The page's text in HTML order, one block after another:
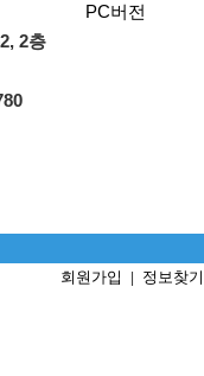
PC버전
2층
회원가입
정보찾기